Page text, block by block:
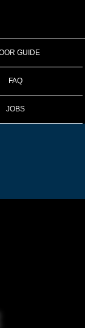
GUIDE
FAQ
JOBS